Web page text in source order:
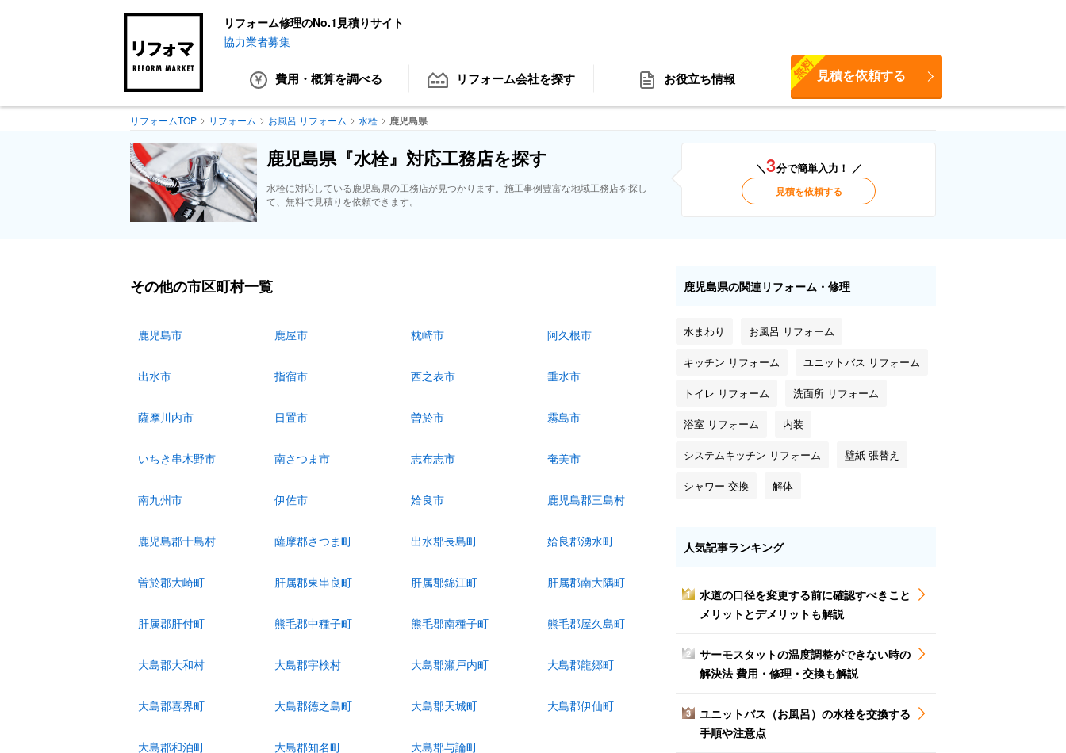
リフォーム修理のNo.1見積りサイト
協力業者募集
費用・概算を調べる リフォーム会社を探す お役立ち情報 見積を依頼する
無料
リフォームTOP リフォーム お風呂 リフォーム 水栓 鹿児島県
鹿児島県『水栓』対応工務店を探す
水栓に対応している鹿児島県の工務店が見つかります。施工事例豊富な地域工務店を探し
て、無料で見積りを依頼できます。
＼3分で簡単入力！ ／
見積を依頼する
その他の市区町村一覧
鹿児島市 鹿屋市 枕崎市 阿久根市
出水市 指宿市 西之表市 垂水市
薩摩川内市 日置市 曽於市 霧島市
いちき串木野市 南さつま市 志布志市 奄美市
南九州市 伊佐市 姶良市 鹿児島郡三島村
鹿児島郡十島村 薩摩郡さつま町 出水郡長島町 姶良郡湧水町
曽於郡大崎町 肝属郡東串良町 肝属郡錦江町 肝属郡南大隅町
肝属郡肝付町 熊毛郡中種子町 熊毛郡南種子町 熊毛郡屋久島町
大島郡大和村 大島郡宇検村 大島郡瀬戸内町 大島郡龍郷町
大島郡喜界町 大島郡徳之島町 大島郡天城町 大島郡伊仙町
大島郡和泊町 大島郡知名町 大島郡与論町
鹿児島県の関連リフォーム・修理
水まわり お風呂 リフォーム
キッチン リフォーム ユニットバス リフォーム
トイレ リフォーム 洗面所 リフォーム
浴室 リフォーム 内装
システムキッチン リフォーム 壁紙 張替え
シャワー 交換 解体
人気記事ランキング
1
水道の口径を変更する前に確認すべきこと
メリットとデメリットも解説
2
サーモスタットの温度調整ができない時の
解決法 費用・修理・交換も解説
3
ユニットバス（お風呂）の水栓を交換する
手順や注意点